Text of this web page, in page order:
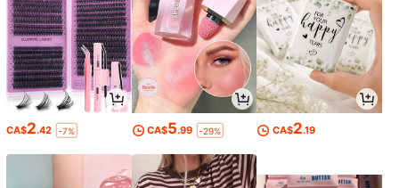
CA$2.42 -7% CA$5.99 -29% CA$2.19